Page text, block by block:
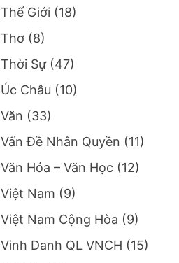
Thế Giới (18)
Thơ(8)
Thời Sự(47)
Úc Châu (10)
Văn (33)
Vấn Đề Nhân Quyền (11)
Văn Hóa – Văn Học (12)
Việt Nam (9)
Việt Nam Cộng Hòa (9)
Vinh Danh QL VNCH (15)